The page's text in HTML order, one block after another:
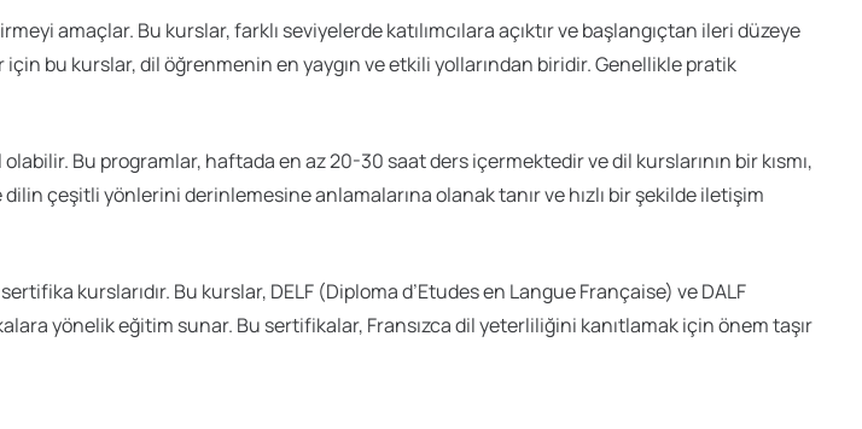
amaçlar. Bu kurslar, farklı seviyelerde katılımcılara açıktır ve başlangıçtan ileri düzeye
bu kurslar, dil öğrenmenin en yaygın ve etkili yollarından biridir. Genellikle pratik
Bu programlar, haftada en az 20-30 saat ders içermektedir ve dil kurslarının bir kısmı,
çeşitli yönlerini derinlemesine anlamalarına olanak tanır ve hızlı bir şekilde iletişim
kurslarıdır. Bu kurslar, DELF (Diploma d’Etudes en Langue Française) ve DALF
yönelik eğitim sunar. Bu sertifikalar, Fransızca dil yeterliliğini kanıtlamak için önem taşır